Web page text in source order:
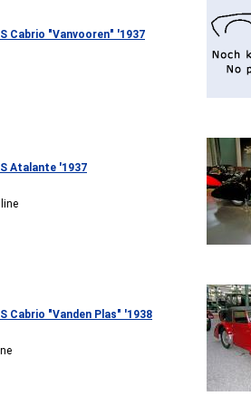
Cabrio "Vanvooren" '1937
Atalante '1937
Cabrio "Vanden Plas" '1938